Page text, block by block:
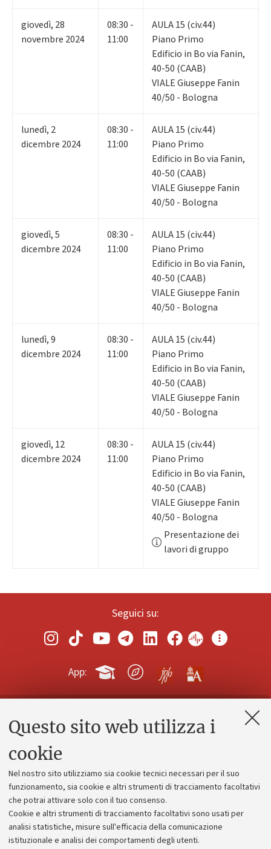
Questo sito web utilizza i
cookie
Nel nostro sito utilizziamo sia cookie tecnici necessari per il suo
funzionamento, sia cookie e altri strumenti di tracciamento facoltativi
che potrai attivare solo con il tuo consenso.
Cookie e altri strumenti di tracciamento facoltativi sono usati per
analisi statistiche, misure sull'efficacia della comunicazione
istituzionale e analisi dei comportamenti degli utenti.
giovedì, 28
novembre 2024
08:30 -
11:00
AULA 15 (civ.44)
Piano Primo
Edificio in Bo via Fanin,
40-50 (CAAB)
VIALE Giuseppe Fanin
40/50 - Bologna
lunedì, 2
dicembre 2024
08:30 -
11:00
AULA 15 (civ.44)
Piano Primo
Edificio in Bo via Fanin,
40-50 (CAAB)
VIALE Giuseppe Fanin
40/50 - Bologna
giovedì,5
dicembre 2024
08:30 -
11:00
AULA 15 (civ.44)
Piano Primo
Edificio in Bo via Fanin,
40-50 (CAAB)
VIALE Giuseppe Fanin
40/50 - Bologna
lunedì,9
dicembre 2024
08:30 -
11:00
AULA 15 (civ.44)
Piano Primo
Edificio in Bo via Fanin,
40-50 (CAAB)
VIALE Giuseppe Fanin
40/50 - Bologna
giovedì, 12
dicembre 2024
08:30 -
11:00
AULA 15 (civ.44)
Piano Primo
Edificio in Bo via Fanin,
40-50 (CAAB)
VIALE Giuseppe Fanin
40/50 - Bologna
Presentazione dei
lavori di gruppo
Seguici su:
App:
Contatti e PEC
Alumni community
Piano strategico
Bilanci
Donazioni e 5x1000